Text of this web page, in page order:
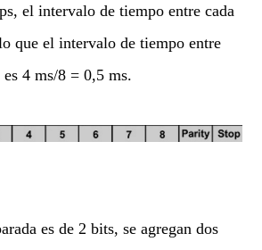
el intervalo de tiempo entre cada
que el intervalo de tiempo entre
4 ms/8 = 0,5 ms.
es de 2 bits, se agregan dos